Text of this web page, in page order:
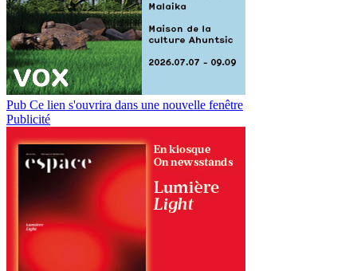
Pub Ce lien s'ouvrira dans une nouvelle fenêtre
Publicité